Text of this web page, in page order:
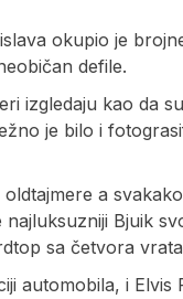
okupio je
defile.
izgledaju kao da
je bilo i
a
Bjuik
sa četvora
automobila, i